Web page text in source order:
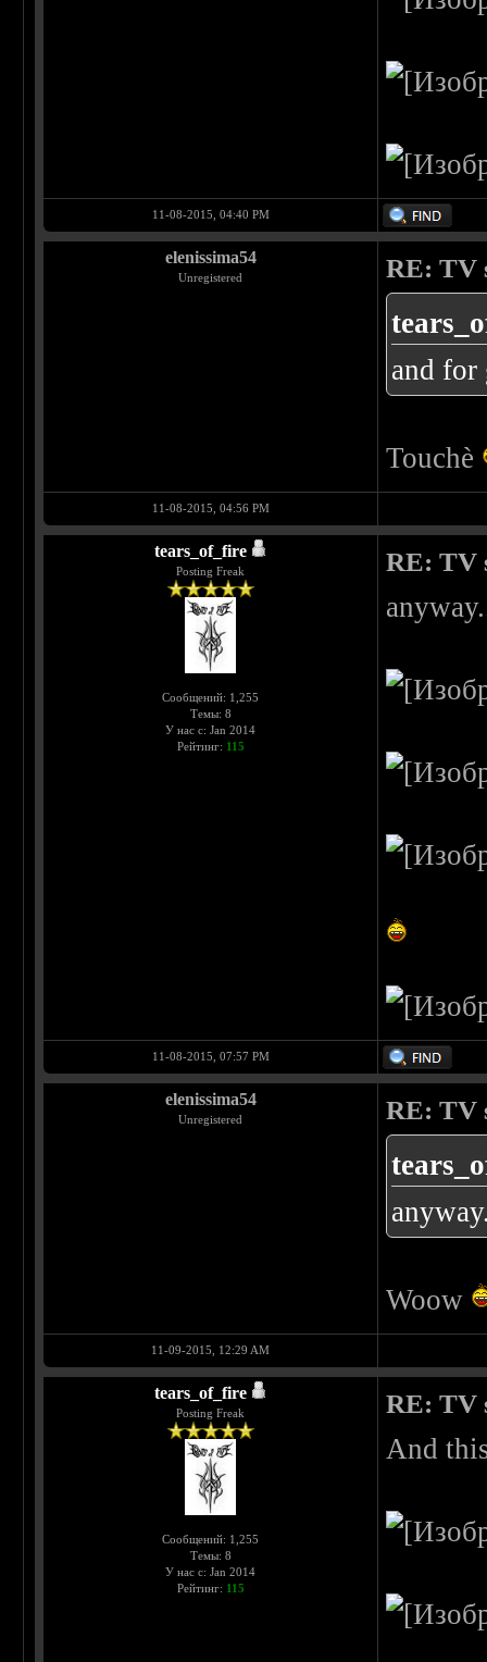
11-08-2015, 04:40 PM
elenissima54
Unregistered RE: TV
and
Touchè
11-08-2015, 04:56 PM
tears_of_fire
Posting Freak
Сообщений: 1,255
Темы: 8
У нас с: Jan 2014
Рейтинг: 115
RE: TV
11-08-2015, 07:57 PM
elenissima54
Unregistered RE: TV
Woow
11-09-2015, 12:29 AM
tears_of_fire
Posting Freak
Сообщений: 1,255
Темы: 8
У нас с: Jan 2014
Рейтинг: 115
RE: TV
And